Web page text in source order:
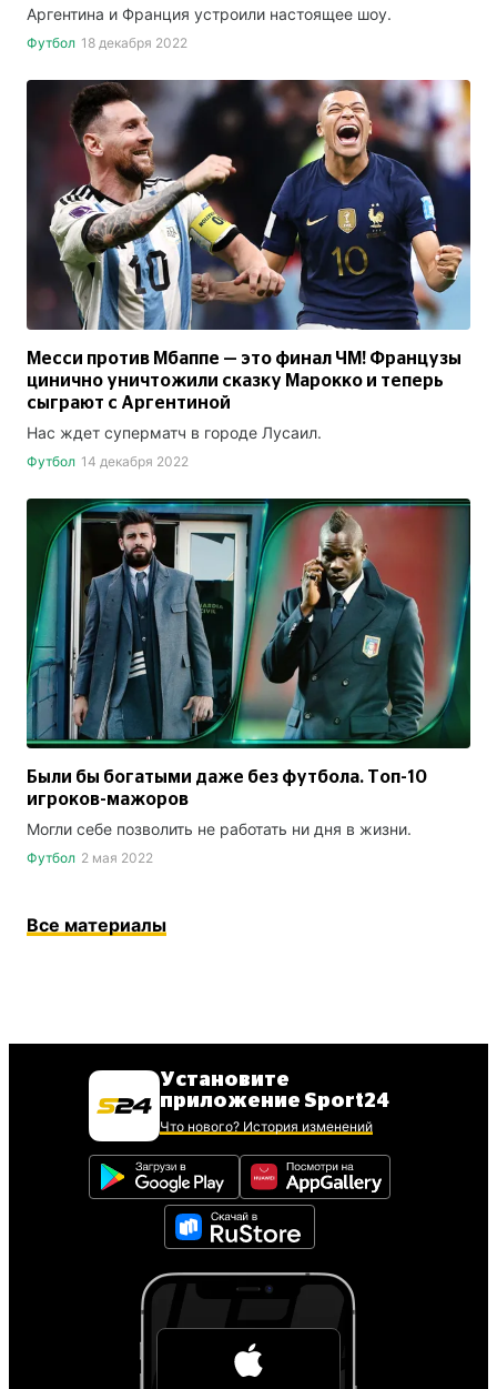
Аргентина и Франция устроили настоящее шоу.
Футбол 18 декабря 2022
Месси против Мбаппе — это финал ЧМ! Французы
цинично уничтожили сказку Марокко и теперь
сыграют с Аргентиной
Нас ждет суперматч в городе Лусаил.
Футбол 14 декабря 2022
Были бы богатыми даже без футбола. Топ-10
игроков-мажоров
Могли себе позволить не работать ни дня в жизни.
Футбол 2 мая 2022
Все материалы
Установите
приложение Sport24
Что нового? История изменений